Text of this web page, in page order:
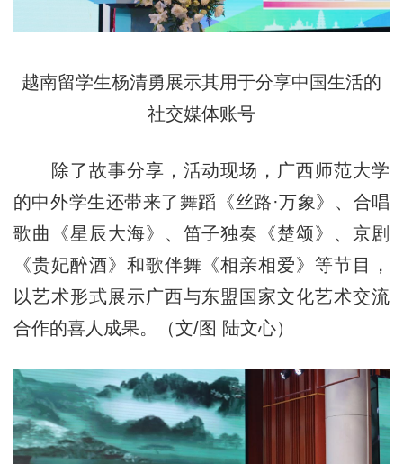
越南留学生杨清勇展示其用于分享中国生活的
社交媒体账号
除了故事分享，活动现场，广西师范大学
的中外学生还带来了舞蹈《丝路·万象》、合唱
歌曲《星辰大海》、笛子独奏《楚颂》、京剧
《贵妃醉酒》和歌伴舞《相亲相爱》等节目，
以艺术形式展示广西与东盟国家文化艺术交流
合作的喜人成果。（文/图 陆文心）